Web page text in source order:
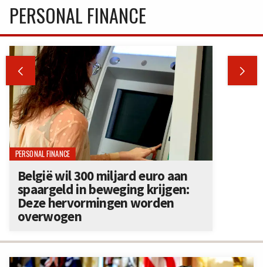
PERSONAL FINANCE
 
PERSONAL FINANCE
België wil 300 miljard euro aan
spaargeld in beweging krijgen:
Deze hervormingen worden
overwogen